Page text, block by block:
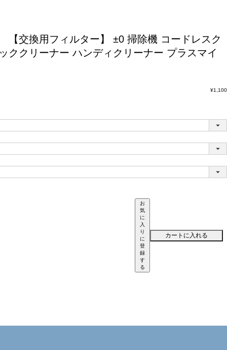
【交換用フィルター】 ±0 掃除機 コードレスク
ククリーナー ハンディクリーナー プラスマイ
¥1,100
お
気
に
入
り
に
登
録
す
る
カートに入れる